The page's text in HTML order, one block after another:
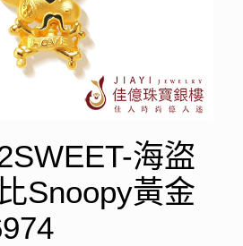
海盜
Snoopy黃金